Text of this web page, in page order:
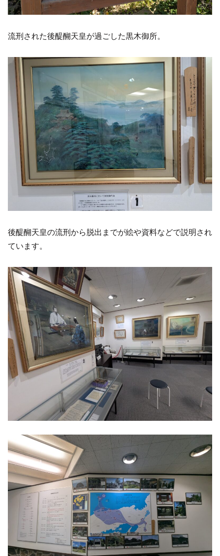
流刑された後醍醐天皇が過ごした黒木御所。
後醍醐天皇の流刑から脱出までが絵や資料などで説明され
ています。